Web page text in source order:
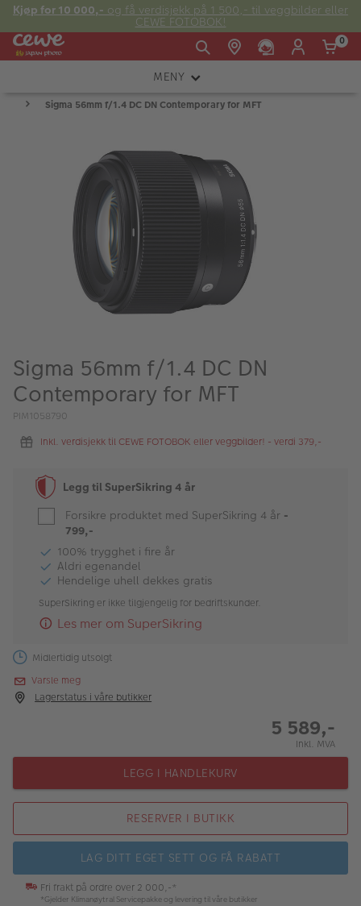
Kjøp for 10 000,- og få verdisjekk på 1 500,- til veggbilder eller
CEWE FOTOBOK!
Fre:
20:00
Søndag:
E-post:
kundeservice@japanphoto.no
0
MENY
KAMERA
FOTOTILBEHØR
LYS OG STUDIO
ALBUM
Kampanjer
Merker
Bildeprodukter
Fotokurs
Inspirasjon
Butikkoversikt
Sigma 56mm f/1.4 DC DN Contemporary for MFT
Sigma 56mm f/1.4 DC DN
Contemporary for MFT
PIM1058790
Inkl. verdisjekk til CEWE FOTOBOK eller veggbilder! - verdi 379,-
Legg til SuperSikring 4 år
Forsikre produktet med SuperSikring 4 år -
799,-
100% trygghet i fire år
Aldri egenandel
Hendelige uhell dekkes gratis
SuperSikring er ikke tilgjengelig for bedriftskunder.
Les mer om SuperSikring
Midlertidig utsolgt
Varsle meg
Lagerstatus i våre butikker
5 589,-
Inkl. MVA
LEGG I HANDLEKURV
RESERVER I BUTIKK
LAG DITT EGET SETT OG FÅ RABATT
Fri frakt på ordre over 2 000,-*
*Gjelder Klimanøytral Servicepakke og levering til våre butikker